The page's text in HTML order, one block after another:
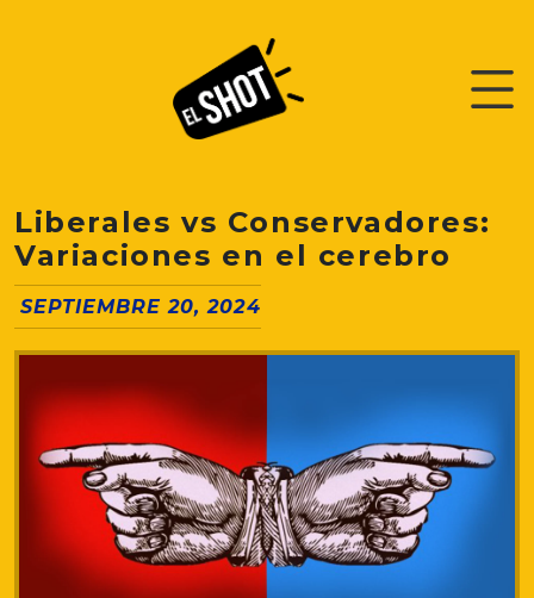
Liberales vs Conservadores:
Variaciones en el cerebro
SEPTIEMBRE 20, 2024